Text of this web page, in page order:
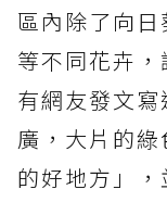
區內除了向
等不同花卉，
有網友發文
廣，大片的
的好地方」